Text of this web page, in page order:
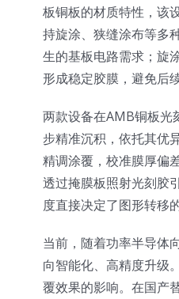
板铜板的材质特性，该
持旋涂、狭缝涂布等多
生的基板电路需求；旋
形成稳定胶膜，避免后
两款设备在AMB铜板光
步精准沉积，依托其优
精调涂覆，校准膜厚偏
透过掩膜板照射光刻胶
度直接决定了图形转移
当前，随着功率半导体
向智能化、高精度升级
覆效果的影响。在国产